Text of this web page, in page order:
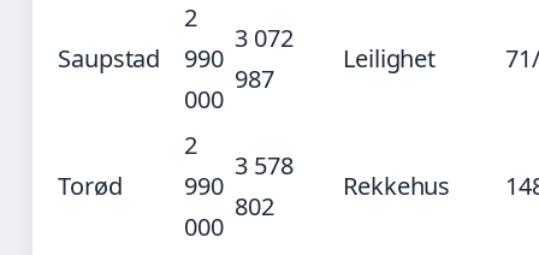
Saupstad
2
990
000
3 072
987
Leilighet
Torød
2
990
000
3 578
802
Rekkehus